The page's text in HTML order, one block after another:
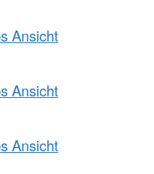
Ansicht
Ansicht
Ansicht